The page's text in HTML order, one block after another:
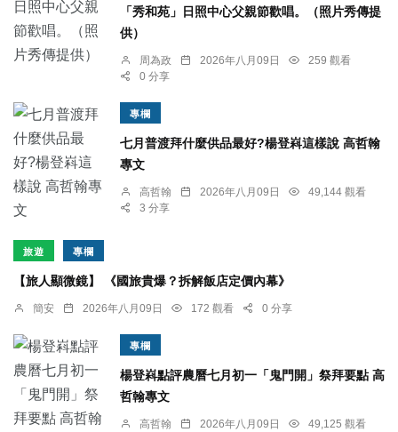
「秀和苑」日照中心父親節歡唱。（照片秀傳提
供）
周為政 2026年八月09日
259 觀看
0 分享
專欄
七月普渡拜什麼供品最好?楊登嵙這樣說 高哲翰
專文
高哲翰 2026年八月09日
49,144 觀看
3 分享
旅遊 專欄
【旅人顯微鏡】 《國旅貴爆？拆解飯店定價內幕》
簡安 2026年八月09日 172 觀看 0 分享
專欄
楊登嵙點評農曆七月初一「鬼門開」祭拜要點 高
哲翰專文
高哲翰 2026年八月09日
49,125 觀看